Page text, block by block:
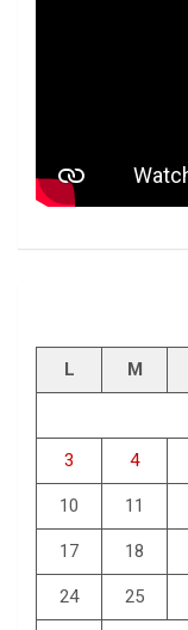
L M
3 4
10 11
17 18
24 25